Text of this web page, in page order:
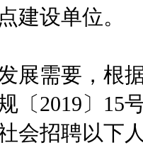
建设单位。
需要，根据
〔2019〕15
会招聘以下